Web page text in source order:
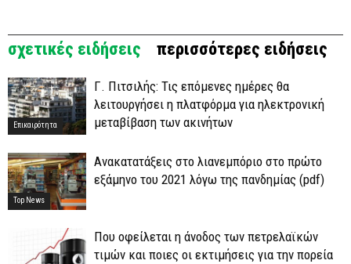
σχετικές ειδήσεις περισσότερες ειδήσεις
Επικαιρότητα
Γ. Πιτσιλής: Τις επόμενες ημέρες θα
λειτουργήσει η πλατφόρμα για ηλεκτρονική
μεταβίβαση των ακινήτων
Top News
Ανακατατάξεις στο λιανεμπόριο στο πρώτο
εξάμηνο του 2021 λόγω της πανδημίας (pdf)
Που οφείλεται η άνοδος των πετρελαϊκών
τιμών και ποιες οι εκτιμήσεις για την πορεία